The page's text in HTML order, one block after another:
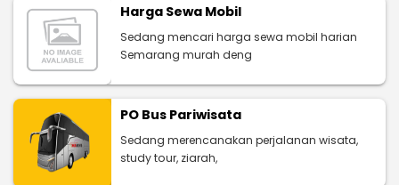
Harga Sewa Mobil
Sedang mencari harga sewa mobil harian
Semarang murah deng
PO Bus Pariwisata
Sedang merencanakan perjalanan wisata,
study tour, ziarah,